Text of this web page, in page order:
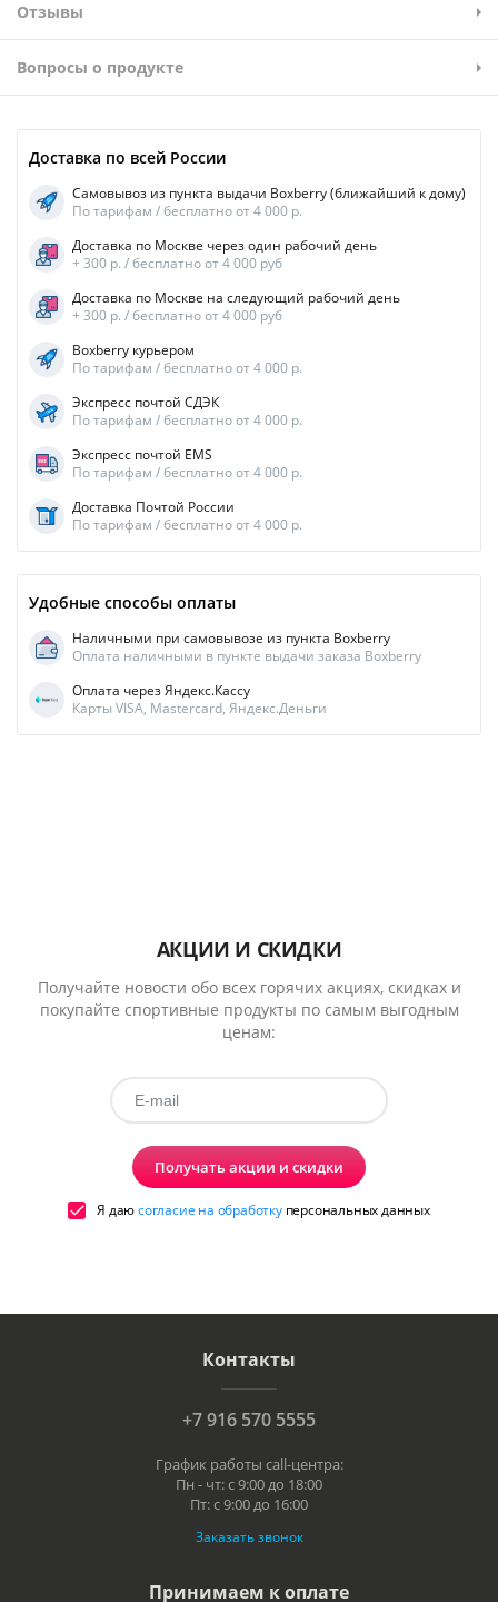
Отзывы
Вопросы о продукте
Доставка по всей России
Самовывоз из пункта выдачи Boxberry (ближайший к дому)
По тарифам / бесплатно от 4 000 р.
Доставка по Москве через один рабочий день
+ 300 р. / бесплатно от 4 000 руб
Доставка по Москве на следующий рабочий день
+ 300 р. / бесплатно от 4 000 руб
Boxberry курьером
По тарифам / бесплатно от 4 000 р.
Экспресс почтой СДЭК
По тарифам / бесплатно от 4 000 р.
Экспресс почтой EMS
По тарифам / бесплатно от 4 000 р.
Доставка Почтой России
По тарифам / бесплатно от 4 000 р.
Удобные способы оплаты
Наличными при самовывозе из пункта Boxberry
Оплата наличными в пункте выдачи заказа Boxberry
Оплата через Яндекс.Кассу
Карты VISA, Mastercard, Яндекс.Деньги
АКЦИИ И СКИДКИ
Получайте новости обо всех горячих акциях, скидках и
покупайте спортивные продукты по самым выгодным
ценам:
Получать акции и скидки
Я даюсогласие на обработкуперсональных данных
Контакты
+7 916 570 5555
График работы call-центра:
Пн - чт: с 9:00 до 18:00
Пт: с 9:00 до 16:00
Заказать звонок
Принимаем к оплате